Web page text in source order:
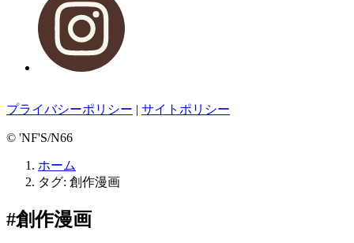
プライバシーポリシー | サイトポリシー
© 'NF'S/N66
ホーム
タグ: 創作漫画
#創作漫画